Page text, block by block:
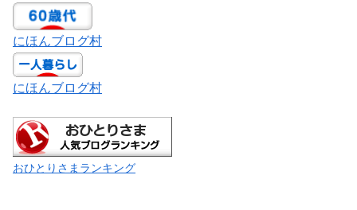
にほんブログ村
にほんブログ村
おひとりさまランキング